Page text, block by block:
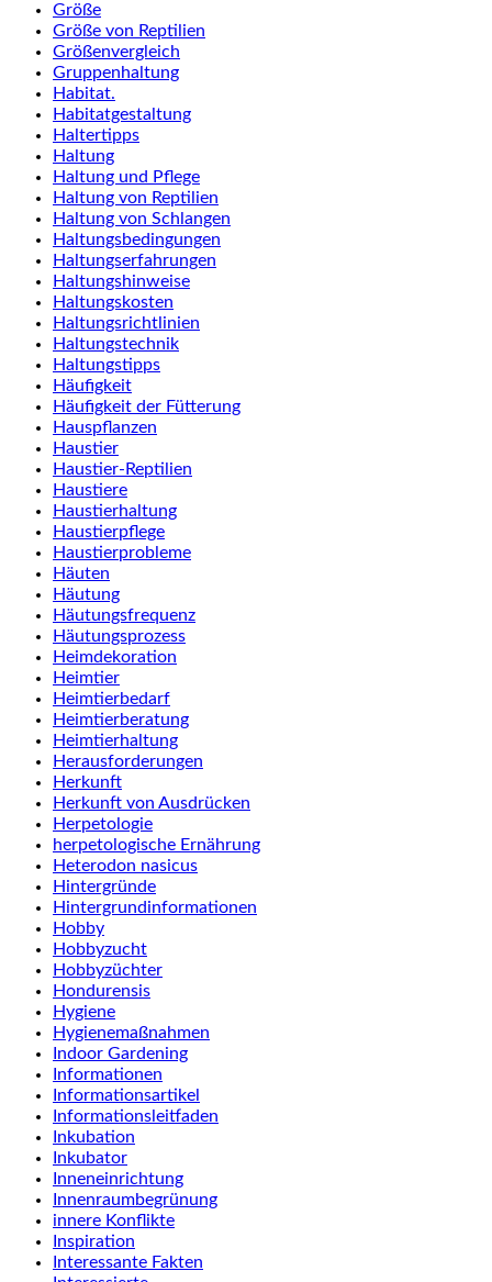
Größe
Größe von Reptilien
Größenvergleich
Gruppenhaltung
Habitat.
Habitatgestaltung
Haltertipps
Haltung
Haltung und Pflege
Haltung von Reptilien
Haltung von Schlangen
Haltungsbedingungen
Haltungserfahrungen
Haltungshinweise
Haltungskosten
Haltungsrichtlinien
Haltungstechnik
Haltungstipps
Häufigkeit
Häufigkeit der Fütterung
Hauspflanzen
Haustier
Haustier-Reptilien
Haustiere
Haustierhaltung
Haustierpflege
Haustierprobleme
Häuten
Häutung
Häutungsfrequenz
Häutungsprozess
Heimdekoration
Heimtier
Heimtierbedarf
Heimtierberatung
Heimtierhaltung
Herausforderungen
Herkunft
Herkunft von Ausdrücken
Herpetologie
herpetologische Ernährung
Heterodon nasicus
Hintergründe
Hintergrundinformationen
Hobby
Hobbyzucht
Hobbyzüchter
Hondurensis
Hygiene
Hygienemaßnahmen
Indoor Gardening
Informationen
Informationsartikel
Informationsleitfaden
Inkubation
Inkubator
Inneneinrichtung
Innenraumbegrünung
innere Konflikte
Inspiration
Interessante Fakten